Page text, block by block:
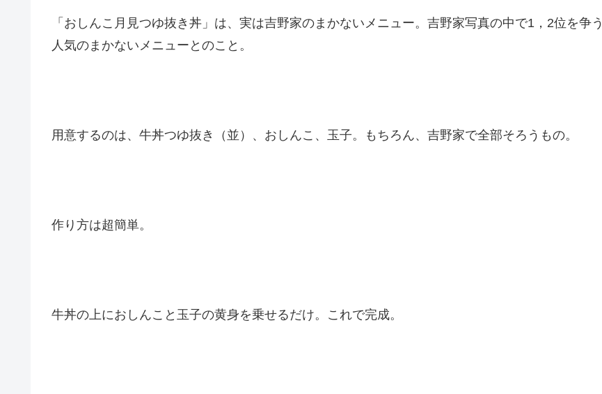
「おしんこ月見つゆ抜き丼」は、実は吉野家のまかないメニュー。吉野家写真の中で1，2位を争う
人気のまかないメニューとのこと。
用意するのは、牛丼つゆ抜き（並）、おしんこ、玉子。もちろん、吉野家で全部そろうもの。
作り方は超簡単。
牛丼の上におしんこと玉子の黄身を乗せるだけ。これで完成。